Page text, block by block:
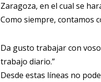
Zaragoza, en el cual se
Como siempre, contamos
Da gusto trabajar con
trabajo diario.”
Desde estas líneas no